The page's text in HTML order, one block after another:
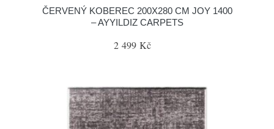
ČERVENÝ KOBEREC 200X280 CM JOY 1400
– AYYILDIZ CARPETS
2 499 Kč